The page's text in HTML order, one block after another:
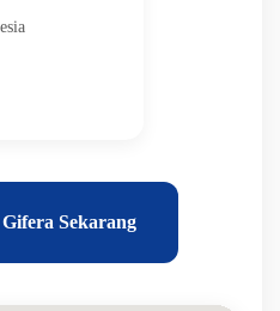
Sekarang